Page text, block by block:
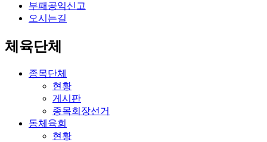
부패공익신고
오시는길
체육단체
종목단체
현황
게시판
종목회장선거
동체육회
현황